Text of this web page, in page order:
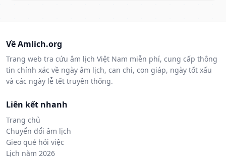
Về Amlich.org
Trang web tra cứu âm lịch Việt Nam miễn phí, cung cấp thông
tin chính xác về ngày âm lịch, can chi, con giáp, ngày tốt xấu
và các ngày lễ tết truyền thống.
Liên kết nhanh
Trang chủ
Chuyển đổi âm lịch
Gieo quẻ hỏi việc
Lịch năm 2026